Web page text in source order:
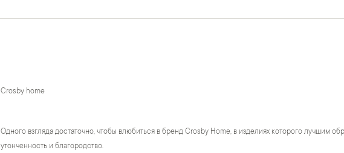
Crosby home
Одного взгляда достаточно, чтобы влюбиться в бренд Crosby Home, в изделиях которого лучшим
утонченность и благородство.